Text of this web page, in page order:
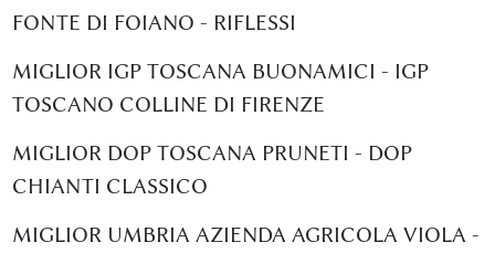
FONTE DI FOIANO - RIFLESSI
MIGLIOR IGP TOSCANA BUONAMICI - IGP
TOSCANO COLLINE DI FIRENZE
MIGLIOR DOP TOSCANA PRUNETI - DOP
CHIANTI CLASSICO
MIGLIOR UMBRIA AZIENDA AGRICOLA VIOLA -